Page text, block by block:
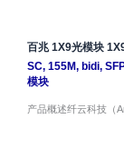
百兆 1X9光模块
SC, 155M, bidi,
模块
产品概述纤云科技（